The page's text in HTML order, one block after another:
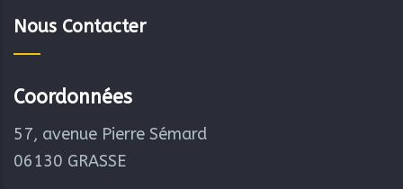
Nous Contacter
Coordonnées
57, avenue Pierre Sémard
06130 GRASSE